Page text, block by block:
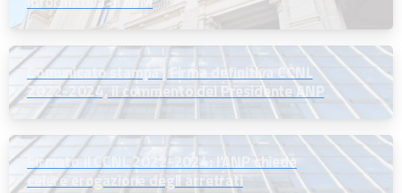
Comunicato stampa | Firma definitiva CCNL
2022-2024, il commento del Presidente ANP
Firmato il CCNL 2022-2024: l’ANP chiede
celere erogazione degli arretrati